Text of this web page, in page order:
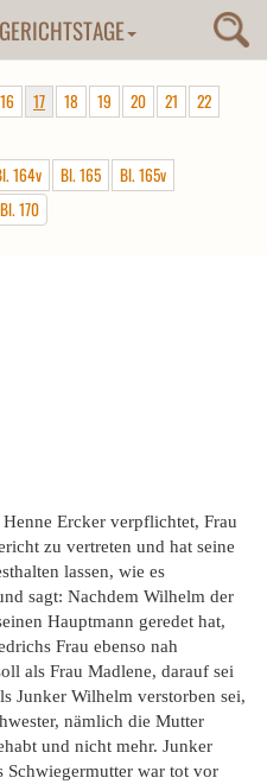
GERICHTSTAGE
16 17 18 19 20 21
22
164v Bl. 165
Bl. 165v
Bl. 170
Ercker verpflichtet, Frau
zu vertreten und hat seine
lassen, wie es
sagt: Nachdem Wilhelm der
Hauptmann geredet hat,
Frau ebenso nah
als Frau Madlene, darauf sei
Junker Wilhelm verstorben sei,
nämlich die Mutter
und nicht mehr. Junker
Schwiegermutter war tot vor